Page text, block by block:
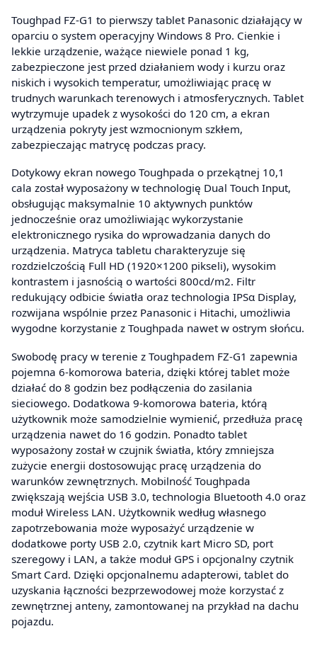
Toughpad FZ-G1 to pierwszy tablet Panasonic działający w
oparciu o system operacyjny Windows 8 Pro. Cienkie i
lekkie urządzenie, ważące niewiele ponad 1 kg,
zabezpieczone jest przed działaniem wody i kurzu oraz
niskich i wysokich temperatur, umożliwiając pracę w
trudnych warunkach terenowych i atmosferycznych. Tablet
wytrzymuje upadek z wysokości do 120 cm, a ekran
urządzenia pokryty jest wzmocnionym szkłem,
zabezpieczając matrycę podczas pracy.
Dotykowy ekran nowego Toughpada o przekątnej 10,1
cala został wyposażony w technologię Dual Touch Input,
obsługując maksymalnie 10 aktywnych punktów
jednocześnie oraz umożliwiając wykorzystanie
elektronicznego rysika do wprowadzania danych do
urządzenia. Matryca tabletu charakteryzuje się
rozdzielczością Full HD (1920×1200 pikseli), wysokim
kontrastem i jasnością o wartości 800cd/m2. Filtr
redukujący odbicie światła oraz technologia IPSα Display,
rozwijana wspólnie przez Panasonic i Hitachi, umożliwia
wygodne korzystanie z Toughpada nawet w ostrym słońcu.
Swobodę pracy w terenie z Toughpadem FZ-G1 zapewnia
pojemna 6-komorowa bateria, dzięki której tablet może
działać do 8 godzin bez podłączenia do zasilania
sieciowego. Dodatkowa 9-komorowa bateria, którą
użytkownik może samodzielnie wymienić, przedłuża pracę
urządzenia nawet do 16 godzin. Ponadto tablet
wyposażony został w czujnik światła, który zmniejsza
zużycie energii dostosowując pracę urządzenia do
warunków zewnętrznych. Mobilność Toughpada
zwiększają wejścia USB 3.0, technologia Bluetooth 4.0 oraz
moduł Wireless LAN. Użytkownik według własnego
zapotrzebowania może wyposażyć urządzenie w
dodatkowe porty USB 2.0, czytnik kart Micro SD, port
szeregowy i LAN, a także moduł GPS i opcjonalny czytnik
Smart Card. Dzięki opcjonalnemu adapterowi, tablet do
uzyskania łączności bezprzewodowej może korzystać z
zewnętrznej anteny, zamontowanej na przykład na dachu
pojazdu.